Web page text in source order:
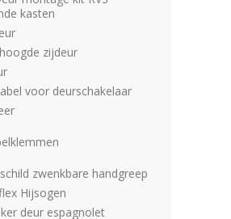
kasten
zijdeur
voor deurschakelaar
zwenkbare handgreep
Hijsogen
deur espagnolet